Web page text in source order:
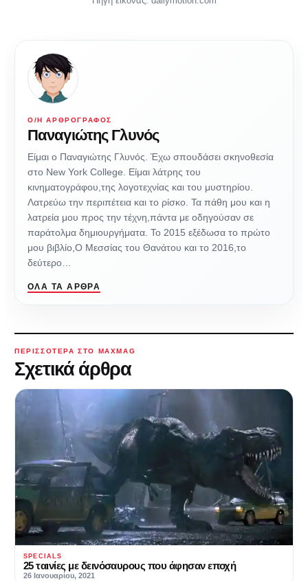
Ο/Η ΑΡΘΡΟΓΡΆΦΟΣ
Παναγιώτης Γλυνός
Είμαι ο Παναγιώτης Γλυνός. Έχω σπουδάσει σκηνοθεσία
στο New York College. Είμαι λάτρης του
κινηματογράφου,της λογοτεχνίας και του μυστηρίου.
Λατρεύω την περιπέτεια και το ρίσκο. Τα πάθη μου και η
λατρεία μου προς την τέχνη,πάντα με οδηγούσαν σε
παράτολμα δημιουργήματα. Το 2015 εξέδωσα το πρώτο
μου βιβλίο,Ο Μεσσίας του Θανάτου και το 2016,το
δεύτερο…
ΌΛΑ ΤΑ ΆΡΘΡΑ
ΠΕΡΙΣΣΌΤΕΡΑ ΣΤΟ MAXMAG
Σχετικά άρθρα
SPECIALS
25 ταινίες με δεινόσαυρους που άφησαν εποχή
26 Ιανουαρίου, 2021